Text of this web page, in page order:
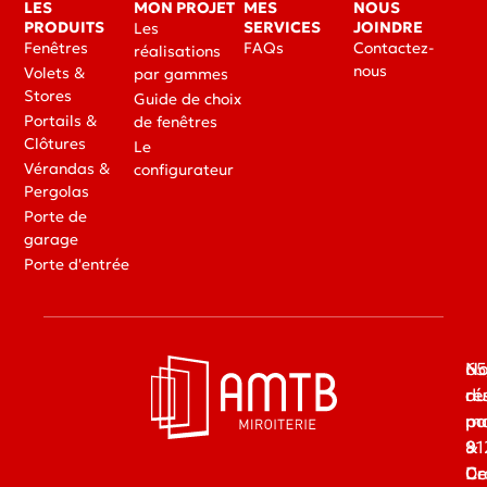
LES
PRODUITS
Fenêtres
Volets &
Stores
Portails &
Clôtures
Vérandas &
Pergolas
Porte de
garage
Porte d'entrée
MON PROJET
Les
réalisations
par gammes
Guide de choix
de fenêtres
Le
configurateur
MES
SERVICES
FAQs
NOUS
JOINDRE
Contactez-
nous
du
&